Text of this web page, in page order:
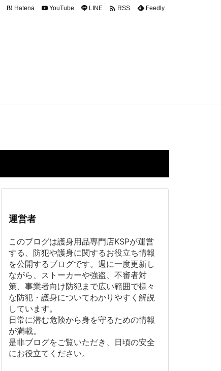
B! Hatena YouTube LINE  RSS Feedly
運営者
このブログは護身用品専門店KSPが運営
する、防犯や護身に関するお役立ち情報
を公開するブログです。週に一度更新し
ながら、ストーカーや強盗、不審者対
策、事業者向け防犯まで広い範囲で様々
な防犯・護身についてわかりやすく解説
しています。
日常に潜む危険から身を守るための情報
が満載。
是非ブログをご覧いただき、日頃の安全
にお役立てください。